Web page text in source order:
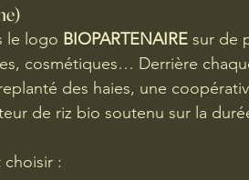
le logo BIOPARTENAIRE sur de
cosmétiques… Derrière
des haies, une
de riz bio soutenu sur la
choisir :